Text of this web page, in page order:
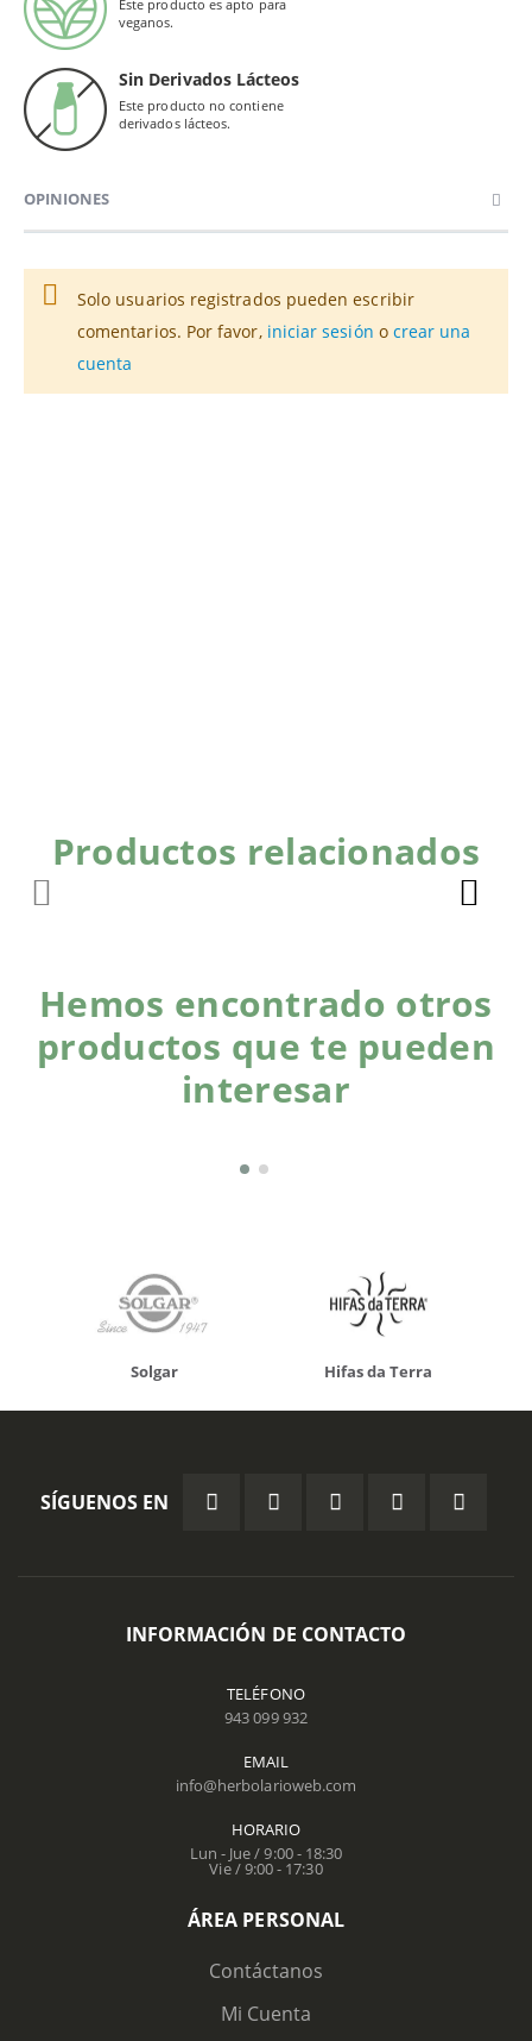
Este producto es apto para
veganos.
Sin Derivados Lácteos
Este producto no contiene
derivados lácteos.
OPINIONES
Solo usuarios registrados pueden escribir
comentarios. Por favor, iniciar sesión o crear una
cuenta
Productos relacionados
Hemos encontrado otros
productos que te pueden
interesar
Solgar Hifas da Terra
SÍGUENOS EN
INFORMACIÓN DE CONTACTO
TELÉFONO
943 099 932
EMAIL
info@herbolarioweb.com
HORARIO
Lun - Jue / 9:00 - 18:30
Vie / 9:00 - 17:30
ÁREA PERSONAL
Contáctanos
Mi Cuenta